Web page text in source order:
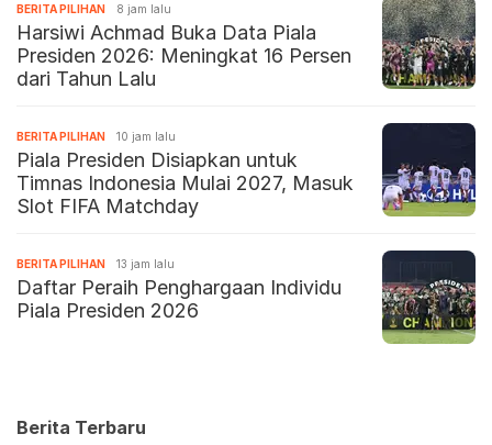
BERITA PILIHAN 8 jam lalu
Harsiwi Achmad Buka Data Piala
Presiden 2026: Meningkat 16 Persen
dari Tahun Lalu
BERITA PILIHAN 10 jam lalu
Piala Presiden Disiapkan untuk
Timnas Indonesia Mulai 2027, Masuk
Slot FIFA Matchday
BERITA PILIHAN 13 jam lalu
Daftar Peraih Penghargaan Individu
Piala Presiden 2026
Berita Terbaru